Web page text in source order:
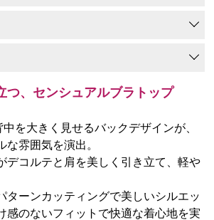
つ、センシュアルブラトップ
を大きく見せるバックデザインが、
な雰囲気を演出。
デコルテと肩を美しく引き立て、軽や
ターンカッティングで美しいシルエッ
感のないフィットで快適な着心地を実